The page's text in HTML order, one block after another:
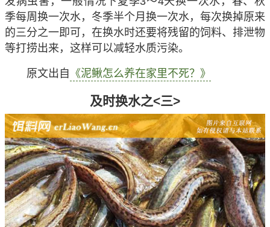
季每周换一次水，冬季半个月换一次水，每次换掉原来
的三分之一即可，在换水时还要将残留的饲料、排泄物
等打捞出来，这样可以减轻水质污染。
原文出自 《泥鳅怎么养在家里不死？》
及时换水之<三>